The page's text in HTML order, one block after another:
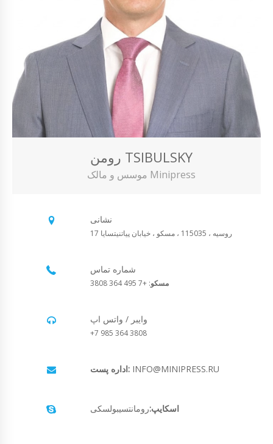
رومن TSIBULSKY
موسس و مالک Minipress
نشانی
روسیه ، 115035 ، مسکو ، خیابان پیاتنیتسایا 17
شماره تماس
مسکو: +7 495 364 3808
وایبر / واتس اپ
+7 985 364 3808
اداره پست: INFO@MINIPRESS.RU
اسکایپ:رومانتسیبولسکی